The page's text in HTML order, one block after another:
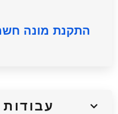
התקנת מונה